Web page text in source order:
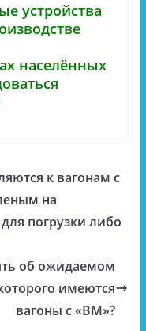
устройства
населённых
к вагонам с
на
погрузки либо
об ожидаемом
имеются
вагоны с «ВМ»?